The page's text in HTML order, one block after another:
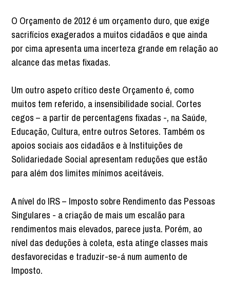
O Orçamento de 2012 é um orçamento duro, que exige
sacrifícios exagerados a muitos cidadãos e que ainda
por cima apresenta uma incerteza grande em relação ao
alcance das metas fixadas.
Um outro aspeto crítico deste Orçamento é, como
muitos tem referido, a insensibilidade social. Cortes
cegos – a partir de percentagens fixadas -, na Saúde,
Educação, Cultura, entre outros Setores. Também os
apoios sociais aos cidadãos e à Instituições de
Solidariedade Social apresentam reduções que estão
para além dos limites mínimos aceitáveis.
A nível do IRS – Imposto sobre Rendimento das Pessoas
Singulares - a criação de mais um escalão para
rendimentos mais elevados, parece justa. Porém, ao
nível das deduções à coleta, esta atinge classes mais
desfavorecidas e traduzir-se-á num aumento de
Imposto.